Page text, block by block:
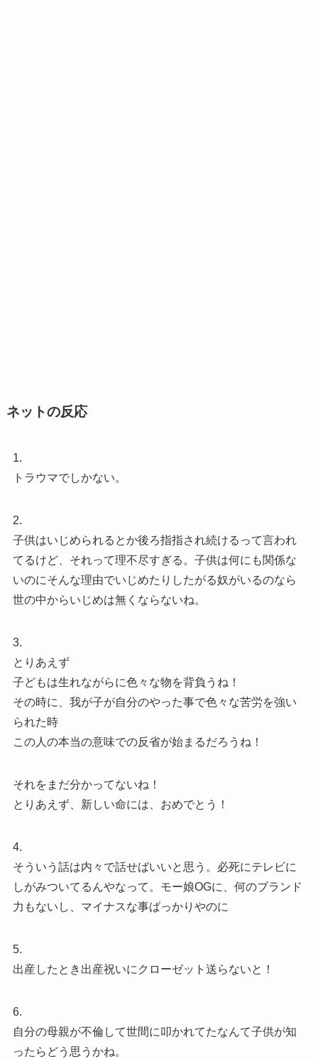
ネットの反応
1.
トラウマでしかない。
2.
子供はいじめられるとか後ろ指指され続けるって言われ
てるけど、それって理不尽すぎる。子供は何にも関係な
いのにそんな理由でいじめたりしたがる奴がいるのなら
世の中からいじめは無くならないね。
3.
とりあえず
子どもは生れながらに色々な物を背負うね！
その時に、我が子が自分のやった事で色々な苦労を強い
られた時
この人の本当の意味での反省が始まるだろうね！
それをまだ分かってないね！
とりあえず、新しい命には、おめでとう！
4.
そういう話は内々で話せばいいと思う。必死にテレビに
しがみついてるんやなって。モー娘OGに、何のブランド
力もないし、マイナスな事ばっかりやのに
5.
出産したとき出産祝いにクローゼット送らないと！
6.
自分の母親が不倫して世間に叩かれてたなんて子供が知
ったらどう思うかね。